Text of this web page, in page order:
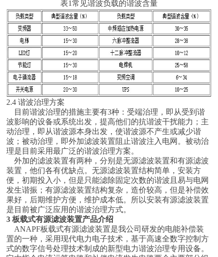
表1常见谐波负载的谐波含量
2.4 谐波治理方案
目前谐波治理的措施主要有3种：受端治理，即从受到谐
波影响的设备或系统出发，提高他们的抗谐波干扰能力；主
动治理，即从谐波源本身出发，使谐波源不产生或减少谐
波；被动治理，即外加滤波装置阻止谐波注入电网。被动治
理是目前采用最广泛的谐波治理方案。
外加的滤波装置有两种，分别是无源滤波装置和有源滤波
装置，他们各有优缺点。无源滤波装置结构简单，安装方
便，初期投入小，但是只能滤除固定次数的谐波且易与电网
发生谐振；有源滤波装置结构复杂，造价较高，但是补偿效
果好，后期维护方便，维护成本低。所以安装有源滤波装置
是目前被广泛应用的谐波治理方式。
3 板载式有源滤波装置产品介绍
ANAPF板载式有源滤波装置是我公司研发的电能补偿装
置的一种，采用现代电力电子技术，基于高速全数字控制方
式的数字信号处理技术制成的新型电力谐波治理专用设备。